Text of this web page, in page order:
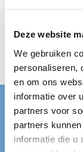
Deze website
We gebruiken
personaliseren,
en om ons
informatie over
partners voor
partners
informatie die u
Nederlandse
Mercatorlaan
3528 BL Utrecht